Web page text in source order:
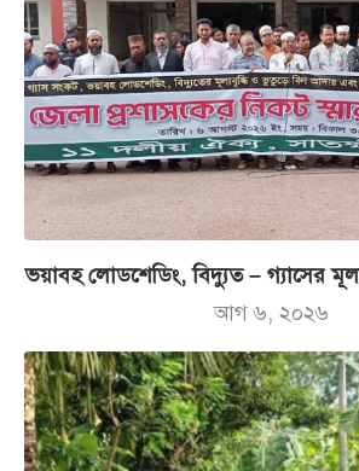
ভয়াবহ লোডশেডিং, বিদ্যুত – গ্যাসের
আগ ৬, ২০২৬